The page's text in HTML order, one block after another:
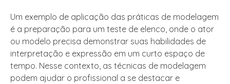
Um exemplo de aplicação das práticas de modelagem
é a preparação para um teste de elenco, onde o ator
ou modelo precisa demonstrar suas habilidades de
interpretação e expressão em um curto espaço de
tempo. Nesse contexto, as técnicas de modelagem
podem ajudar o profissional a se destacar e